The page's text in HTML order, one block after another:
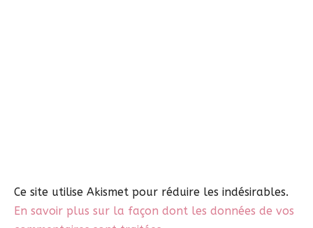
Ce site utilise Akismet pour réduire les indésirables.
En savoir plus sur la façon dont les données de vos